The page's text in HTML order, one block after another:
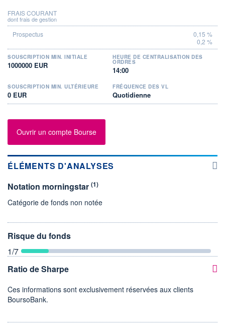
FRAIS COURANT
dont frais de gestion
0,15 %
0,2 %
SOUSCRIPTION MIN. INITIALE
1000000 EUR
HEURE DE CENTRALISATION DES
ORDRES
14:00
SOUSCRIPTION MIN. ULTÉRIEURE
0 EUR
FRÉQUENCE DES VL
Quotidienne
Ouvrir un compte Bourse
ÉLÉMENTS D'ANALYSES
Notation morningstar (1)
Catégorie de fonds non notée
Risque du fonds
1/7
Ratio de Sharpe
Ces informations sont exclusivement réservées aux clients
BoursoBank.